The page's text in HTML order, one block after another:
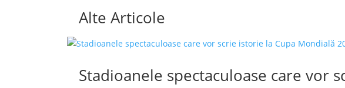
Alte Articole
Stadioanele spectaculoase care vor